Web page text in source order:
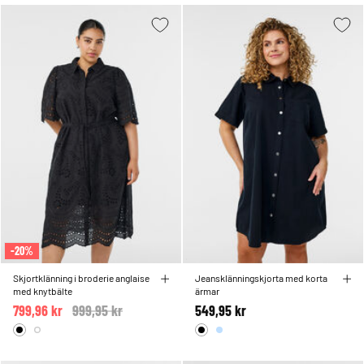
-20%
Skjortklänning i broderie anglaise
med knytbälte
Price reduced from
999,95 kr
799,96 kr
Jeansklänningskjorta med korta
ärmar
549,95 kr